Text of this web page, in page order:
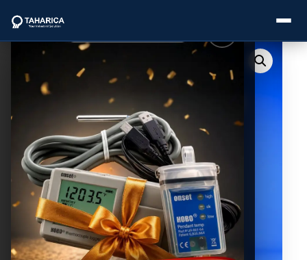
Categories
Brands
Service
Industries